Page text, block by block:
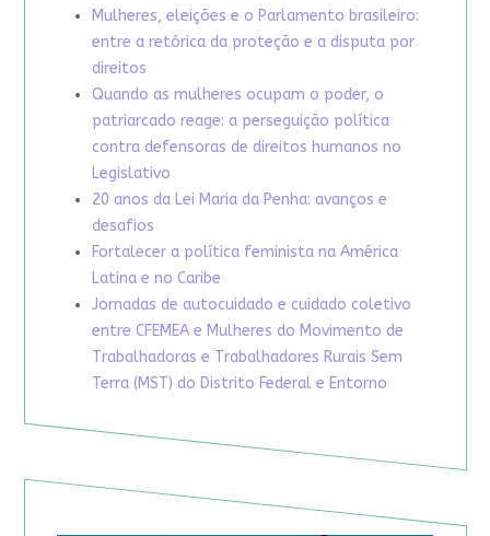
Mulheres, eleições e o Parlamento brasileiro:
entre a retórica da proteção e a disputa por
direitos
Quando as mulheres ocupam o poder, o
patriarcado reage: a perseguição política
contra defensoras de direitos humanos no
Legislativo
20 anos da Lei Maria da Penha: avanços e
desafios
Fortalecer a política feminista na América
Latina e no Caribe
Jornadas de autocuidado e cuidado coletivo
entre CFEMEA e Mulheres do Movimento de
Trabalhadoras e Trabalhadores Rurais Sem
Terra (MST) do Distrito Federal e Entorno